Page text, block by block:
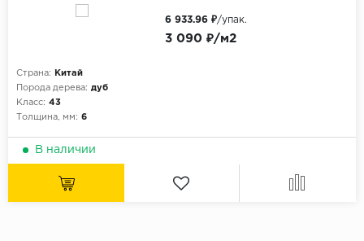
Страна:
Китай
Порода дерева: дуб
Класс: 43
Толщина, мм: 6
3 090 ₽/м2
6 933.96 ₽/упак.
В наличии